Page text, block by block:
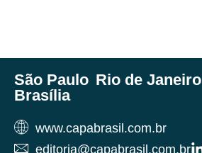
São Paulo Rio de Janeiro
Brasília
www.capabrasil.com.br
editoria@capabrasil.com.br